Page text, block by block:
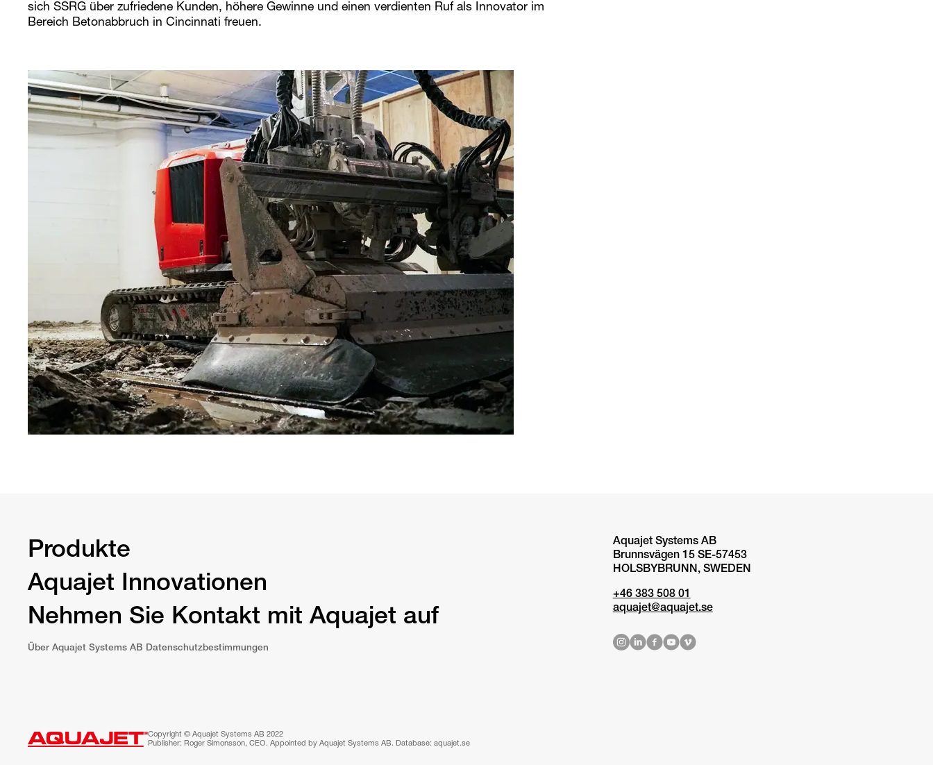
sich SSRG über zufriedene Kunden, höhere Gewinne und einen verdienten Ruf als Innovator im
Bereich Betonabbruch in Cincinnati freuen.
Produkte
Aquajet Innovationen
Nehmen Sie Kontakt mit Aquajet auf
Über Aquajet Systems AB Datenschutzbestimmungen
Aquajet Systems AB
Brunnsvägen 15 SE-57453
HOLSBYBRUNN, SWEDEN
+46 383 508 01
aquajet@aquajet.se
Copyright © Aquajet Systems AB 2022
Publisher: Roger Simonsson, CEO. Appointed by Aquajet Systems AB. Database: aquajet.se